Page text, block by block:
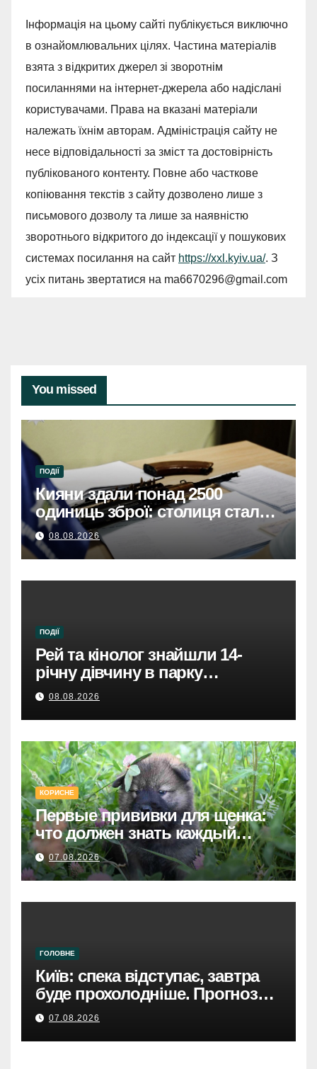
Інформація на цьому сайті публікується виключно
в ознайомлювальних цілях. Частина матеріалів
взята з відкритих джерел зі зворотнім
посиланнями на інтернет-джерела або надіслані
користувачами. Права на вказані матеріали
належать їхнім авторам. Адміністрація сайту не
несе відповідальності за зміст та достовірність
публікованого контенту. Повне або часткове
копіювання текстів з сайту дозволено лише з
письмового дозволу та лише за наявністю
зворотнього відкритого до індексації у пошукових
системах посилання на сайт https://xxl.kyiv.ua/. З
усіх питань звертатися на ma6670296@gmail.com
You missed
ПОДІЇ
Кияни здали понад 2500
одиниць зброї: столиця стала
безпечнішою
08.08.2026
ПОДІЇ
Рей та кінолог знайшли 14-
річну дівчину в парку
Святошинського району.
08.08.2026
КОРИСНЕ
Первые прививки для щенка:
что должен знать каждый
хозяин
07.08.2026
ГОЛОВНЕ
Київ: спека відступає, завтра
буде прохолодніше. Прогноз
погоди
07.08.2026